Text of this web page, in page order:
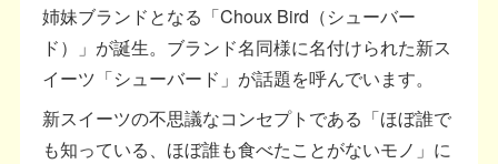
姉妹ブランドとなる「Choux Bird（シューバー
ド）」が誕生。ブランド名同様に名付けられた新ス
イーツ「シューバード」が話題を呼んでいます。
新スイーツの不思議なコンセプトである「ほぼ誰で
も知っている、ほぼ誰も食べたことがないモノ」に